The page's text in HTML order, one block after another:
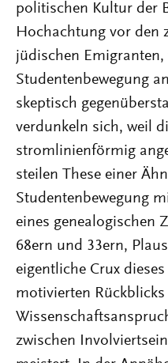
politischen Kultur der
Hochachtung vor den
jüdischen Emigranten,
Studentenbewegung
skeptisch
verdunkeln sich, weil
stromlinienförmig
steilen These einer
Studentenbewegung
eines genealogischen
68ern und 33ern,
eigentliche Crux
motivierten
zwischen